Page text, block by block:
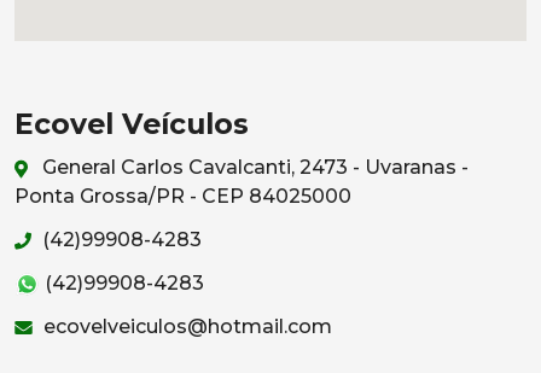
Ecovel Veículos
General Carlos Cavalcanti, 2473 - Uvaranas -
Ponta Grossa/PR - CEP 84025000
(42)99908-4283
(42)99908-4283
ecovelveiculos@hotmail.com